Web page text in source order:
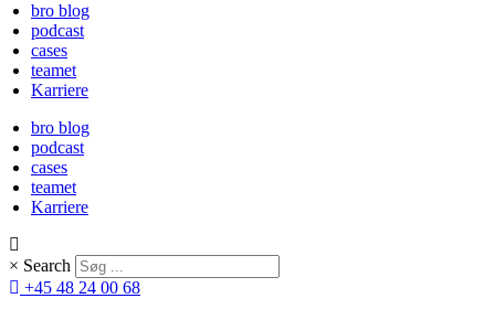
bro blog
podcast
cases
teamet
Karriere
bro blog
podcast
cases
teamet
Karriere
× Search
+45 48 24 00 68